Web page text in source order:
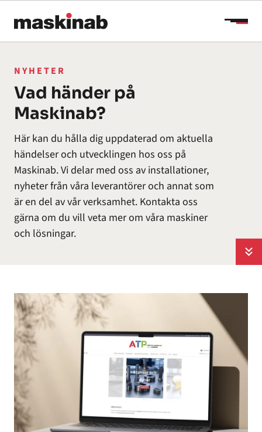
NYHETER
Vad händer på
Maskinab?
Här kan du hålla dig uppdaterad om aktuella
händelser och utvecklingen hos oss på
Maskinab. Vi delar med oss av installationer,
nyheter från våra leverantörer och annat som
är en del av vår verksamhet. Kontakta oss
gärna om du vill veta mer om våra maskiner
och lösningar.